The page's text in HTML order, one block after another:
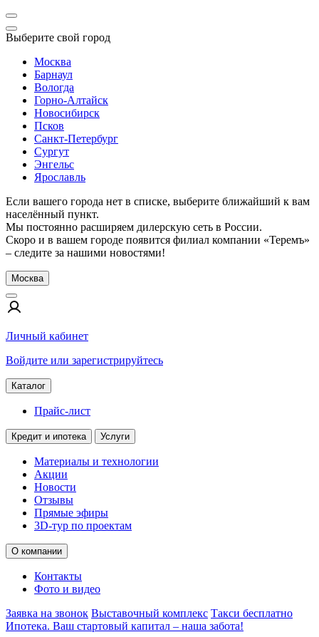
Выберите свой город
Москва
Барнаул
Вологда
Горно-Алтайск
Новосибирск
Псков
Санкт-Петербург
Сургут
Энгельс
Ярославль
Если вашего города нет в списке, выберите ближайший к вам
населённый пункт.
Мы постоянно расширяем дилерскую сеть в России.
Скоро и в вашем городе появится филиал компании «Теремъ»
– следите за нашими новостями!
Москва
Личный кабинет
Войдите или зарегистрируйтесь
Каталог
Прайс-лист
Кредит и ипотека Услуги
Материалы и технологии
Акции
Новости
Отзывы
Прямые эфиры
3D-тур по проектам
О компании
Контакты
Фото и видео
Заявка на звонок Выставочный комплекс Такси бесплатно
Ипотека. Ваш стартовый капитал – наша забота!